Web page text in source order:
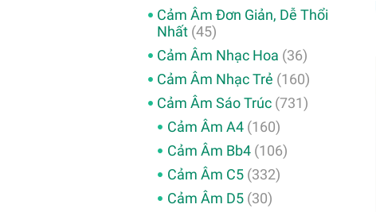
Cảm Âm Đơn Giản, Dễ Thổi
Nhất (45)
Cảm Âm Nhạc Hoa (36)
Cảm Âm Nhạc Trẻ (160)
Cảm Âm Sáo Trúc (731)
Cảm Âm A4(160)
Cảm Âm Bb4(106)
Cảm Âm C5(332)
Cảm Âm D5(30)